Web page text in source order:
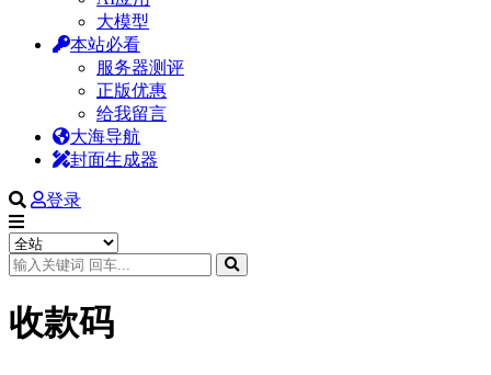
大模型
本站必看
服务器测评
正版优惠
给我留言
大海导航
封面生成器
登录
收款码